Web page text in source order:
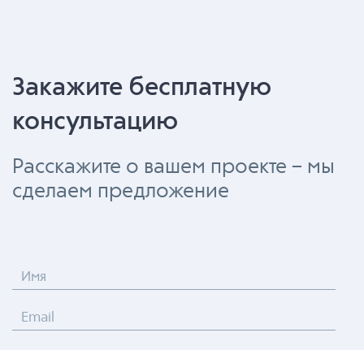
Закажите бесплатную
консультацию
Расскажите о вашем проекте – мы
сделаем предложение
Имя
Email